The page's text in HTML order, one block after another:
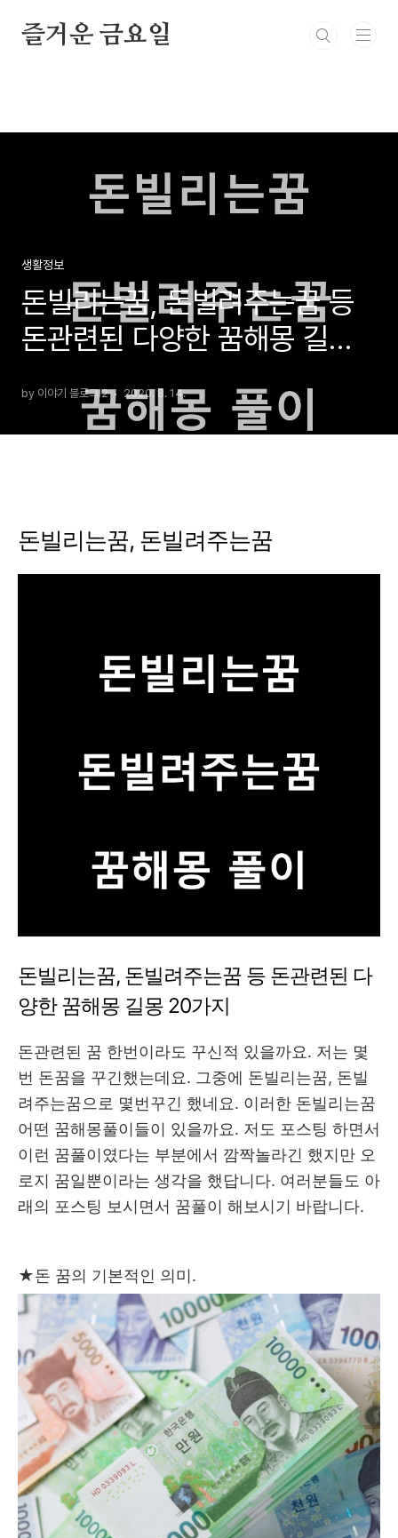
즐거운 금요일
생활정보
돈빌리는꿈, 돈빌려주는꿈 등
돈관련된 다양한 꿈해몽 길몽
by 이야기 블로그 2 2020. 8. 14.
돈빌리는꿈, 돈빌려주는꿈
돈빌리는꿈, 돈빌려주는꿈 등 돈관련된 다
양한 꿈해몽 길몽 20가지
돈관련된 꿈 한번이라도 꾸신적 있을까요. 저는 몇
번 돈꿈을 꾸긴했는데요. 그중에 돈빌리는꿈, 돈빌
려주는꿈으로 몇번꾸긴 했네요. 이러한 돈빌리는꿈
어떤 꿈해몽풀이들이 있을까요. 저도 포스팅 하면서
이런 꿈풀이였다는 부분에서 깜짝놀라긴 했지만 오
로지 꿈일뿐이라는 생각을 했답니다. 여러분들도 아
래의 포스팅 보시면서 꿈풀이 해보시기 바랍니다.
★돈 꿈의 기본적인 의미.